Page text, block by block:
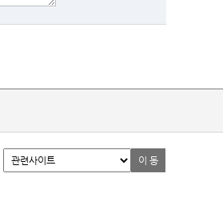
이 동